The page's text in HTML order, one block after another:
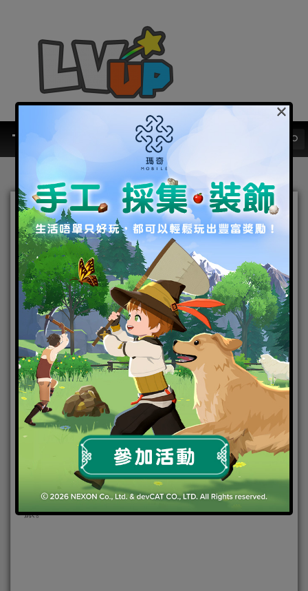
上古神器再現 《軒轅劍外傳
─穹之扉》上市宣傳動畫再
引熱議
2015-03-24|PC,電腦遊戲 大宇 穹之扉,軒轅劍外傳
軒轅劍革新之作：《軒轅劍外傳─穹之扉》即將於
2015年3月26日震撼上市，登蒼穹啟天門，帶你解開塵
封千載的上古之謎。
作為軒轅劍系列第十二部作品，《軒轅劍外傳─穹之
扉》將歷史背景與神話傳說相結合，講述一段充滿神
秘與夢幻色彩的動人故事。更使用全新光照系統與場
景氛圍，打造風格多變的遊戲場景。明雷遇敵、即時
戰鬥，顛覆系列傳統的遊戲玩法，打造全新軒轅劍之
旅。
×